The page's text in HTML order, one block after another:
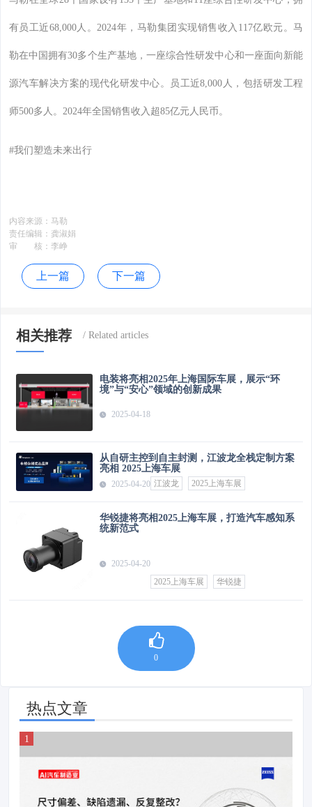
有员工近68,000人。2024年，马勒集团实现销售收入117亿欧元。马
勒在中国拥有30多个生产基地，一座综合性研发中心和一座面向新能
源汽车解决方案的现代化研发中心。员工近8,000人，包括研发工程
师500多人。2024年全国销售收入超85亿元人民币。
#我们塑造未来出行
内容来源： 马勒
责任编辑： 龚淑娟
审 核： 李峥
上一篇 下一篇
相关推荐
电装将亮相2025年上海国际车展，展示“环
境”与“安心”领域的创新成果
2025-04-18
从自研主控到自主封测，江波龙全栈定制方案
亮相 2025上海车展
2025-04-20 江波龙 2025上海车展
华锐捷将亮相2025上海车展，打造汽车感知系
统新范式
2025-04-20
2025上海车展
华锐捷
0
热点文章